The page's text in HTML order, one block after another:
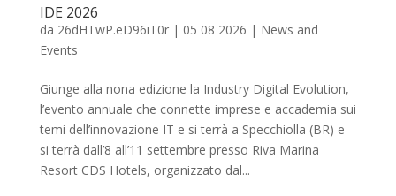
IDE 2026
da 26dHTwP.eD96iT0r| 05 08 2026 | News and
Events
Giunge alla nona edizione la Industry Digital Evolution,
l’evento annuale che connette imprese e accademia sui
temi dell’innovazione IT e si terrà a Specchiolla (BR) e
si terrà dall’8 all’11 settembre presso Riva Marina
Resort CDS Hotels, organizzato dal...